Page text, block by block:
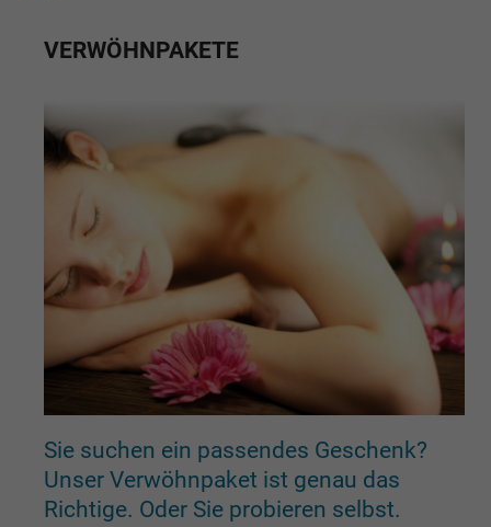
VERWÖHNPAKETE
Sie suchen ein passendes Geschenk?
Unser Verwöhnpaket ist genau das
Richtige. Oder Sie probieren selbst.